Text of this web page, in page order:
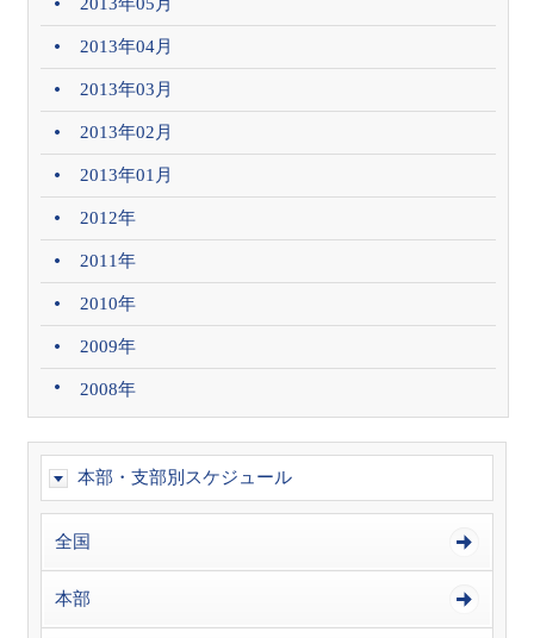
2013年05月
2013年04月
2013年03月
2013年02月
2013年01月
2012年
2011年
2010年
2009年
2008年
本部・支部別スケジュール
全国
本部